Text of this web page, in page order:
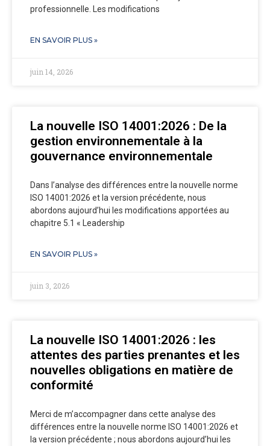
professionnelle. Les modifications
EN SAVOIR PLUS »
juin 14, 2026
La nouvelle ISO 14001:2026 : De la
gestion environnementale à la
gouvernance environnementale
Dans l’analyse des différences entre la nouvelle norme
ISO 14001:2026 et la version précédente, nous
abordons aujourd’hui les modifications apportées au
chapitre 5.1 « Leadership
EN SAVOIR PLUS »
juin 3, 2026
La nouvelle ISO 14001:2026 : les
attentes des parties prenantes et les
nouvelles obligations en matière de
conformité
Merci de m’accompagner dans cette analyse des
différences entre la nouvelle norme ISO 14001:2026 et
la version précédente ; nous abordons aujourd’hui les